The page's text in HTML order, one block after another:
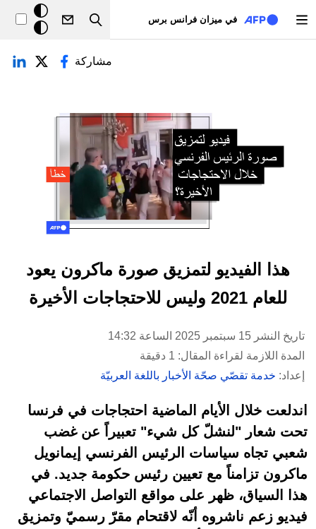
في ميزان فرانس برس
Search
خلفيّة
داكنة
التبويبات الأساسية
مشاركة
هذا الفيديو لتمزيق صورة ماكرون يعود
للعام 2021 وليس للاحتجاجات الأخيرة
تاريخ النشر 15 سبتمبر 2025 الساعة 14:32
المدة اللازمة لقراءة المقال: 1 دقيقة
إعداد: خدمة تقصّي صحّة الأخبار باللغة العربيّة
اندلعت خلال الأيام الماضية احتجاجات في فرنسا
تحت شعار "لنشلّ كل شيء" تعبيراً عن غضب
شعبي تجاه سياسات الرئيس الفرنسي إيمانويل
ماكرون تزامناً مع تعيين رئيس حكومة جديد. في
هذا السياق، ظهر على مواقع التواصل الاجتماعي
فيديو زعم ناشروه أنّه لاقتحام مقرّ رسميّ وتمزيق